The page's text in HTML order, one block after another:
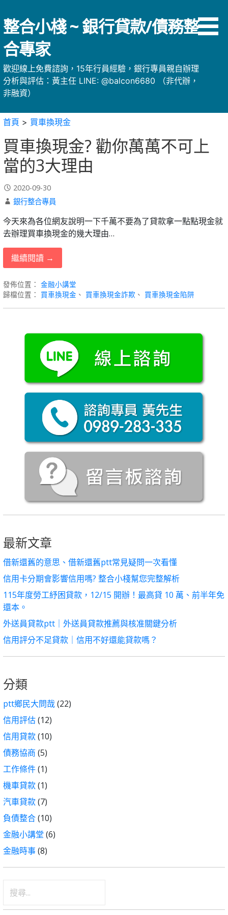
過
內
容
整合小棧 ~ 銀行貸款/債務整
合專家
歡迎線上免費諮詢，15年行員經驗，銀行專員親自辦理
分析與評估：黃主任 LINE: @balcon6680 （非代辦，
非融資）
首頁 > 買車換現金
買車換現金? 勸你萬萬不可上
當的3大理由
2020-09-30
銀行整合專員
今天來為各位網友說明一下千萬不要為了貸款拿一點點現金就
去辦理買車換現金的幾大理由…
繼續閱讀 →
發佈位置：金融小講堂
歸檔位置： 買車換現金 、 買車換現金詐欺 、 買車換現金陷阱
最新文章
借新還舊的意思、借新還舊ptt常見疑問一次看懂
信用卡分期會影響信用嗎? 整合小棧幫您完整解析
115年度勞工紓困貸款，12/15 開辦！最高貸 10 萬、前半年免
還本。
外送員貸款ptt｜外送員貸款推薦與核准關鍵分析
信用評分不足貸款｜信用不好還能貸款嗎？
分類
ptt鄉民大問哉(22)
信用評估(12)
信用貸款(10)
債務協商 (5)
工作條件(1)
機車貸款(1)
汽車貸款(7)
負債整合(10)
金融小講堂 (6)
金融時事(8)
尋
關